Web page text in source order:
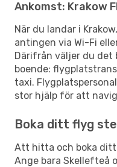
Ankomst: Krakow
När du landar i
antingen via Wi-Fi
Därifrån väljer du
boende:
taxi.
stor hjälp för att
Boka ditt flyg
Att hitta och boka ditt
Ange bara Skellefteå